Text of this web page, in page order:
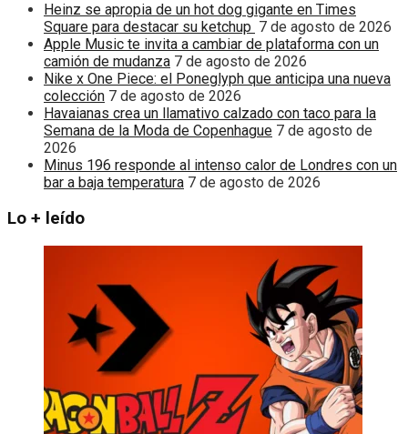
Heinz se apropia de un hot dog gigante en Times
Square para destacar su ketchup 7 de agosto de 2026
Apple Music te invita a cambiar de plataforma con un
camión de mudanza 7 de agosto de 2026
Nike x One Piece: el Poneglyph que anticipa una nueva
colección 7 de agosto de 2026
Havaianas crea un llamativo calzado con taco para la
Semana de la Moda de Copenhague 7 de agosto de
2026
Minus 196 responde al intenso calor de Londres con un
bar a baja temperatura 7 de agosto de 2026
Lo + leído